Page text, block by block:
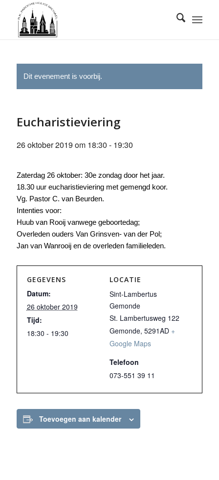
Dit evenement is voorbij.
Eucharistieviering
26 oktober 2019 om 18:30 - 19:30
Zaterdag 26 oktober: 30e zondag door het jaar.
18.30 uur eucharistieviering met gemengd koor.
Vg. Pastor C. van Beurden.
Intenties voor:
Huub van Rooij vanwege geboortedag;
Overleden ouders Van Grinsven- van der Pol;
Jan van Wanrooij en de overleden familieleden.
GEGEVENS
Datum:
26 oktober 2019
Tijd:
18:30 - 19:30
LOCATIE
Sint-Lambertus
Gemonde
St. Lambertusweg 122
Gemonde, 5291AD +
Google Maps
Telefoon
073-551 39 11
Toevoegen aan kalender